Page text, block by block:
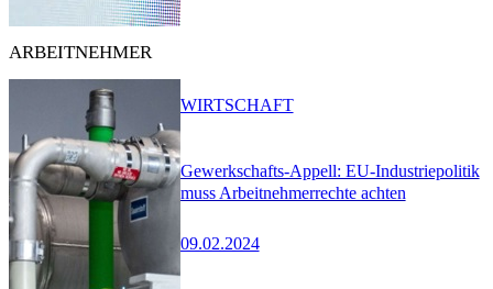
ARBEITNEHMER
Gewerkschafts-Appell: EU-Industriepolitik
muss Arbeitnehmerrechte achten
09.02.2024
WIRTSCHAFT